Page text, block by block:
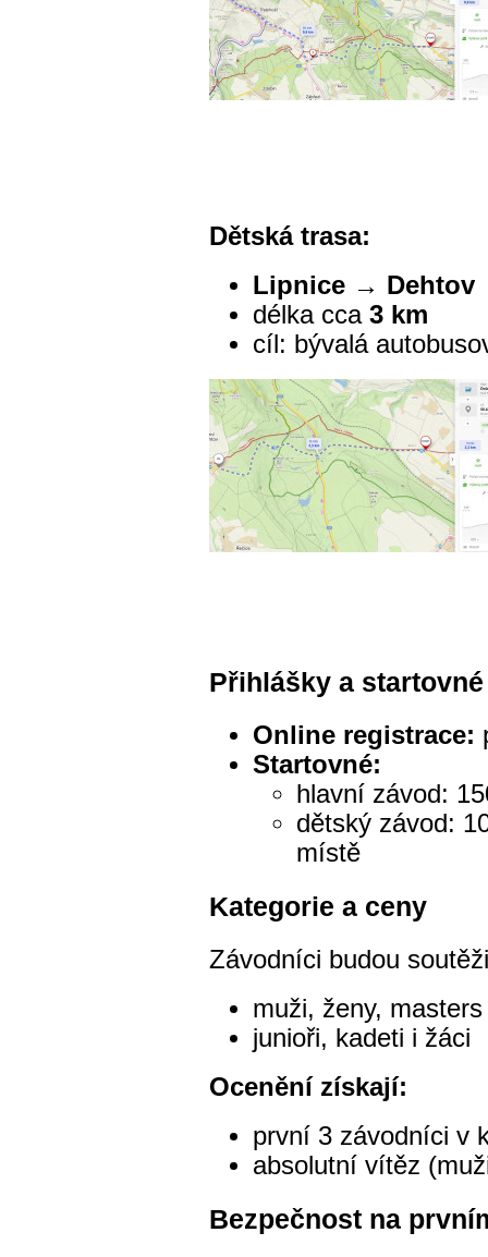
Dětská trasa:
Lipnice → Dehtov
délka cca 3 km
cíl: bývalá
Přihlášky a startovné
Online registrace:
Startovné:
hlavní závod:
dětský závod:
místě
Kategorie a ceny
Závodníci budou
muži, ženy,
junioři, kadeti i žáci
Ocenění získají:
první 3 závodníci v
absolutní vítěz
Bezpečnost na